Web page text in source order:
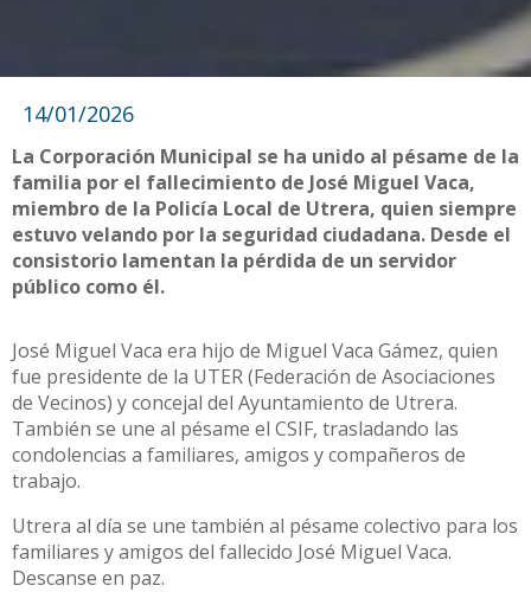
14/01/2026
La Corporación Municipal se ha unido al pésame de la
familia por el fallecimiento de José Miguel Vaca,
miembro de la Policía Local de Utrera, quien siempre
estuvo velando por la seguridad ciudadana. Desde el
consistorio lamentan la pérdida de un servidor
público como él.
José Miguel Vaca era hijo de Miguel Vaca Gámez, quien
fue presidente de la UTER (Federación de Asociaciones
de Vecinos) y concejal del Ayuntamiento de Utrera.
También se une al pésame el CSIF, trasladando las
condolencias a familiares, amigos y compañeros de
trabajo.
Utrera al día se une también al pésame colectivo para los
familiares y amigos del fallecido José Miguel Vaca.
Descanse en paz.